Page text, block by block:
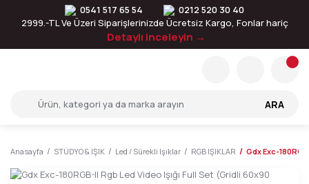
0541 517 65 54
0212 520 30 40
2999.-TL Ve Üzeri Siparişlerinizde Ücretsiz Kargo, Fonlar hariç
Detaylı inceleyin →
ARA
Anasayfa STÜDYO & IŞIK Led / Sürekli Işıklar RGB IŞIKLAR Gdx Exc-